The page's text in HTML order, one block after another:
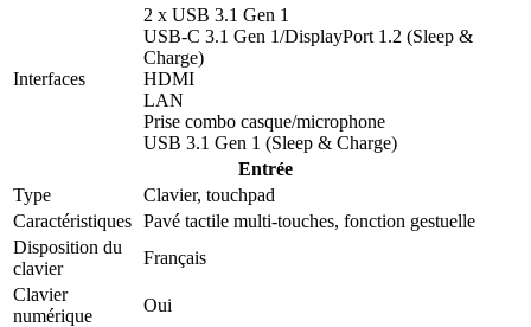
Interfaces
2 x USB 3.1 Gen 1
USB-C 3.1 Gen 1/DisplayPort 1.2 (Sleep &
Charge)
HDMI
LAN
Prise combo casque/microphone
USB 3.1 Gen 1 (Sleep & Charge)
Entrée
Type
Clavier, touchpad
Caractéristiques Pavé tactile multi-touches, fonction gestuelle
Disposition du
clavier
Français
Clavier
numérique
Oui